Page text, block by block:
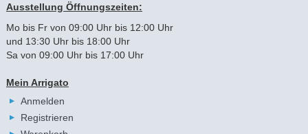
Ausstellung Öffnungszeiten:
Mo bis Fr von 09:00 Uhr bis 12:00 Uhr
und 13:30 Uhr bis 18:00 Uhr
Sa von 09:00 Uhr bis 17:00 Uhr
Mein Arrigato
Anmelden
Registrieren